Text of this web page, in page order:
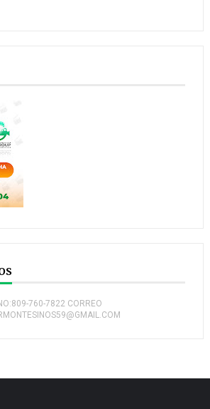
760-7822 CORREO